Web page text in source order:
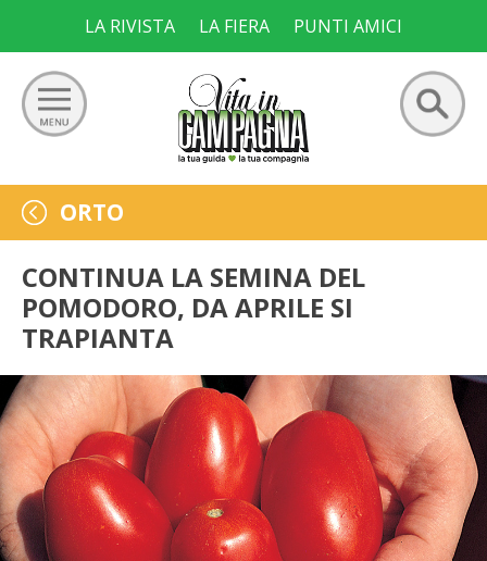
content
LA RIVISTA LA FIERA PUNTI AMICI
Ricerca
per:
GIARDINO
ORTO
FRUTTETO
VIGNETO
ALLEVAMENTI
BIODIVERSITÀ
CUCINA
ORTO
CONTINUA LA SEMINA DEL
POMODORO, DA APRILE SI
TRAPIANTA